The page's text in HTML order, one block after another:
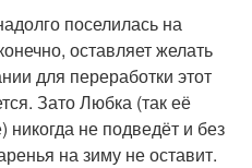
поселилась на
оставляет желать
для переработки этот
Зато Любка (так её
не подведёт и без
на зиму не оставит.